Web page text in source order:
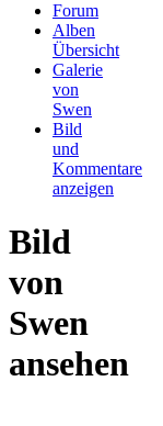
Forum
Alben
Übersicht
Galerie
von
Swen
Bild
und
Kommentare
anzeigen
Bild
von
Swen
ansehen